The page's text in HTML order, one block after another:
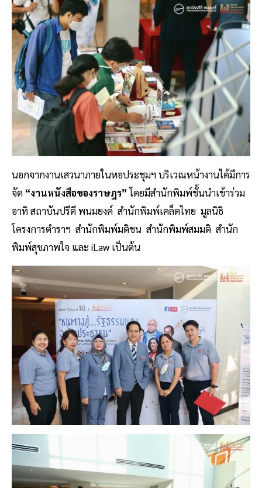
นอกจากงานเสวนาภายในหอประชุมฯ บริเวณหน้างานได้มีการ
จัด “งานหนังสือของราษฎร”โดยมีสำนักพิมพ์ชั้นนำเข้าร่วม
อาทิ สถาบันปรีดี พนมยงค์ สำนักพิมพ์เคล็ดไทย มูลนิธิ
โครงการตำราฯ สำนักพิมพ์มติชน สำนักพิมพ์สมมติ สำนัก
พิมพ์สุขภาพใจ และ iLaw เป็นต้น